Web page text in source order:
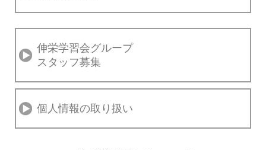
伸栄学習会グループ
スタッフ募集
個人情報の取り扱い